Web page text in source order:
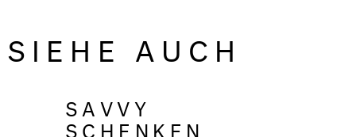
SIEHE AUCH
SAVVY
SCHENKEN